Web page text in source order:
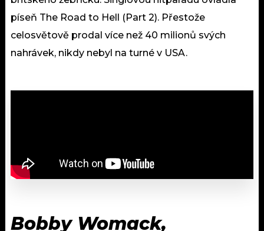
píseň The Road to Hell (Part 2). Přestože
celosvětově prodal více než 40 milionů svých
nahrávek, nikdy nebyl na turné v USA.
Bobby Womack,